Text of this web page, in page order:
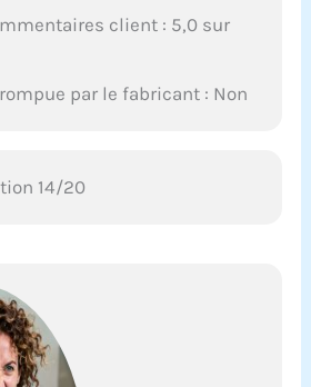
client : 5,0 sur
par le fabricant : Non
14/20